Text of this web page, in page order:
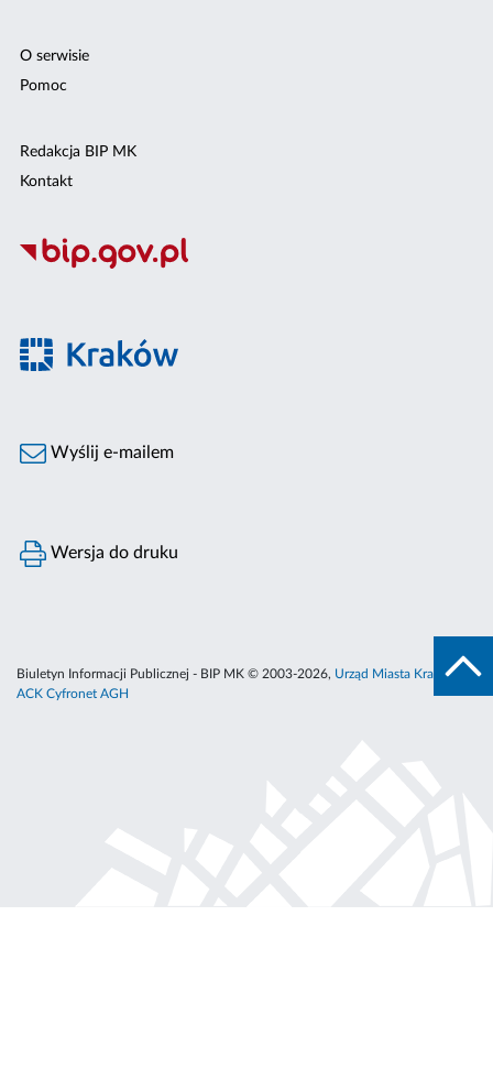
O serwisie
Pomoc
Redakcja BIP MK
Kontakt
Wyślij e-mailem
Wersja do druku
Biuletyn Informacji Publicznej - BIP MK © 2003-2026, Urząd Miasta Krakowa
ACK Cyfronet AGH